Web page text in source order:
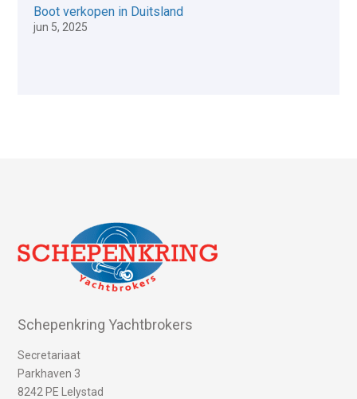
Boot verkopen in Duitsland
jun 5, 2025
Schepenkring Yachtbrokers
Secretariaat
Parkhaven 3
8242 PE Lelystad